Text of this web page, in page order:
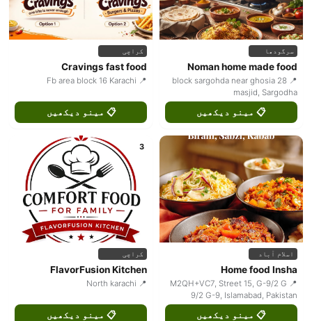
سرگودھا
Noman home made food
📍 28 block sargohda near ghosia
masjid, Sargodha
📋 مینو دیکھیں
کراچی
Cravings fast food
📍 Fb area block 16 Karachi
📋 مینو دیکھیں
اسلام آباد
Home food Insha
📍 M2QH+VC7, Street 15, G-9/2 G
9/2 G-9, Islamabad, Pakistan
📋 مینو دیکھیں
3
کراچی
FlavorFusion Kitchen
📍 North karachi
📋 مینو دیکھیں